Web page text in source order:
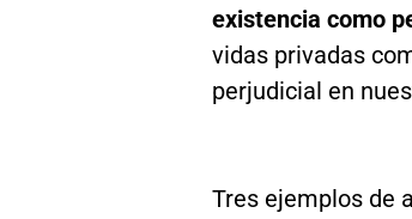
existencia como
vidas privadas
perjudicial en
Tres ejemplos de